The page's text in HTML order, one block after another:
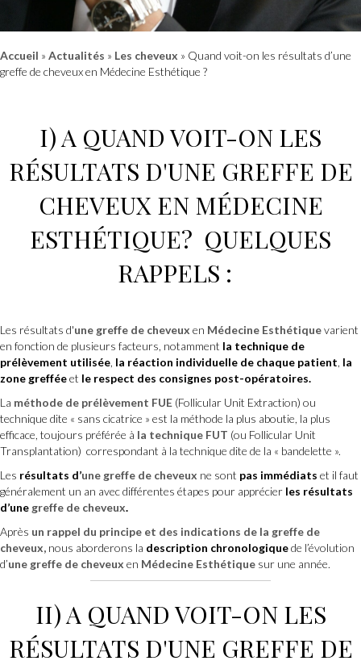
Accueil » Actualités » Les cheveux » Quand voit-on les résultats d’une
greffe de cheveux en Médecine Esthétique ?
I) A QUAND VOIT-ON LES
RÉSULTATS D'UNE GREFFE DE
CHEVEUXEN MÉDECINE
ESTHÉTIQUE? QUELQUES
RAPPELS :
Les résultats d'une greffe de cheveux en Médecine Esthétiquevarient
en fonction de plusieurs facteurs, notamment la technique de
prélèvement utilisée, la réaction individuelle de chaque patient, la
zone grefféeet le respect des consignes post-opératoires.
La méthode de prélèvement FUE (Follicular Unit Extraction) ou
technique dite « sans cicatrice » est la méthode la plus aboutie, la plus
efficace, toujours préférée à la technique FUT (ou Follicular Unit
Transplantation) correspondant à la technique dite de la « bandelette ».
Les résultats d’une greffe de cheveux ne sont pas immédiats et il faut
généralement un an avec différentes étapes pour apprécier les résultats
d’une greffe de cheveux.
Après un rappel du principe et des indications de la greffe de
cheveux, nous aborderons la description chronologiquede l’évolution
d’une greffe de cheveux en Médecine Esthétique sur une année.
II) A QUAND VOIT-ON LES
RÉSULTATS D'UNE GREFFE DE